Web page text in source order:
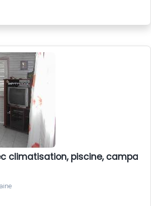
climatisation, piscine,